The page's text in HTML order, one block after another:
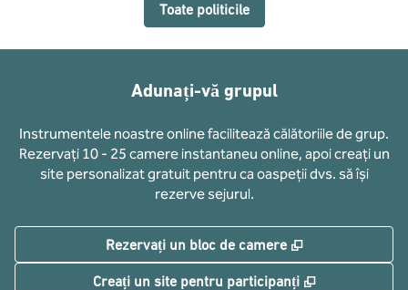
Toate politicile
Adunați-vă grupul
Instrumentele noastre online facilitează călătoriile de grup.
Rezervați 10 - 25 camere instantaneu online, apoi creați un
site personalizat gratuit pentru ca oaspeții dvs. să își
rezerve sejurul.
Rezervați un bloc de camere ,
Creați un site pentru participanți ,